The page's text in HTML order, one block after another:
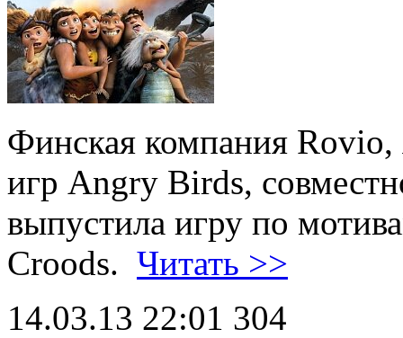
Финская компания Rovio,
игр Angry Birds,
выпустила игру по
Croods. Читать >>
14.03.13 22:01 304